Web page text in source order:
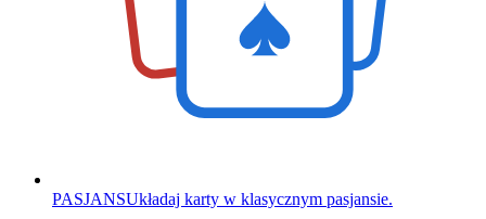
PASJANSUkładaj karty w klasycznym pasjansie.